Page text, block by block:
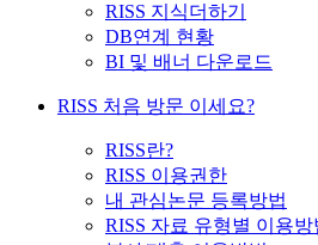
RISS 지식더하기
DB연계 현황
BI 및 배너 다운로드
RISS 처음 방문 이세요?
RISS란?
RISS 이용권한
내 관심논문 등록방법
RISS 자료 유형별 이용방